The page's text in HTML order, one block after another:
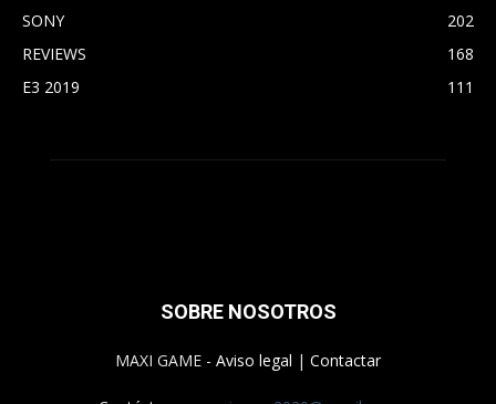
SONY
202
REVIEWS
168
E3 2019
111
SOBRE NOSOTROS
MAXI GAME - Aviso legal | Contactar